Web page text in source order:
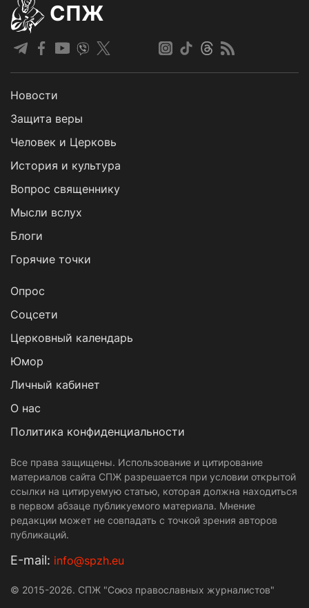
СПЖ
Новости
Защита веры
Человек и Церковь
История и культура
Вопрос священнику
Мысли вслух
Блоги
Горячие точки
Опрос
Cоцсети
Церковный календарь
Юмор
Личный кабинет
О нас
Политика конфиденциальности
Все права защищены. Использование и цитирование
материалов сайта СПЖ разрешается при условии открытой
ссылки на цитируемую статью, которая должна находиться
в первом абзаце публикуемого материала. Мнение
редакции может не совпадать с точкой зрения авторов
публикаций.
Е-mail: info@spzh.eu
© 2015-2026. СПЖ "Союз православных журналистов"